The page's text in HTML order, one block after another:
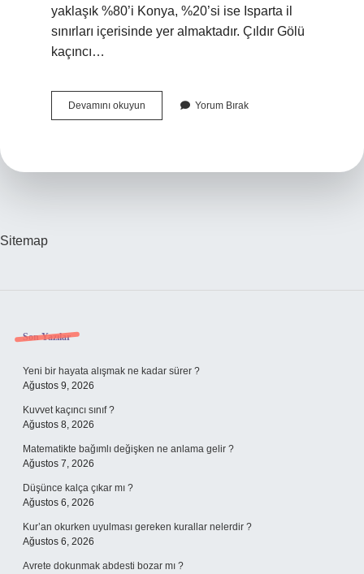
yaklaşık %80’i Konya, %20’si ise Isparta il
sınırları içerisinde yer almaktadır. Çıldır Gölü
kaçıncı…
Devamını okuyun
Gölü
Yorum Bırak
Sitemap
Sidebar
Son Yazılar
Yeni bir hayata alışmak ne kadar sürer ?
Ağustos 9, 2026
Kuvvet kaçıncı sınıf ?
Ağustos 8, 2026
Matematikte bağımlı değişken ne anlama gelir ?
Ağustos 7, 2026
Düşünce kalça çıkar mı ?
Ağustos 6, 2026
Kur’an okurken uyulması gereken kurallar nelerdir ?
Ağustos 6, 2026
Avrete dokunmak abdesti bozar mı ?